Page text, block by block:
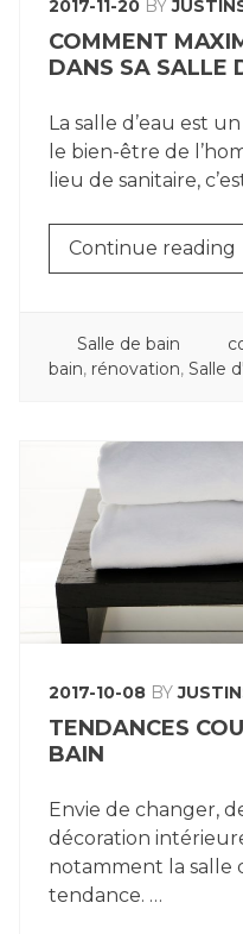
2017-11-20 BY
COMMENT
DANS SA SALLE
La salle d’eau est
le bien-être de
lieu de sanitaire,
Continue reading
POSTED
IN
Salle de bain
bain, rénovation, Salle
2017-10-08 BY
TENDANCES
BAIN
Envie de changer,
décoration
notamment la salle
tendance. …